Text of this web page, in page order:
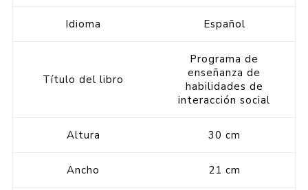
Idioma Español
Título del libro
Programa de
enseñanza de
habilidades de
interacción social
Altura 30 cm
Ancho 21 cm